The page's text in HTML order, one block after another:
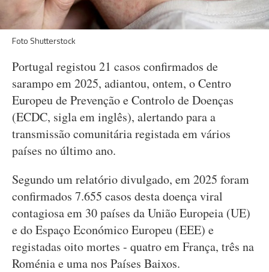
Foto Shutterstock
Portugal registou 21 casos confirmados de
sarampo em 2025, adiantou, ontem, o Centro
Europeu de Prevenção e Controlo de Doenças
(ECDC, sigla em inglês), alertando para a
transmissão comunitária registada em vários
países no último ano.
Segundo um relatório divulgado, em 2025 foram
confirmados 7.655 casos desta doença viral
contagiosa em 30 países da União Europeia (UE)
e do Espaço Económico Europeu (EEE) e
registadas oito mortes - quatro em França, três na
Roménia e uma nos Países Baixos.